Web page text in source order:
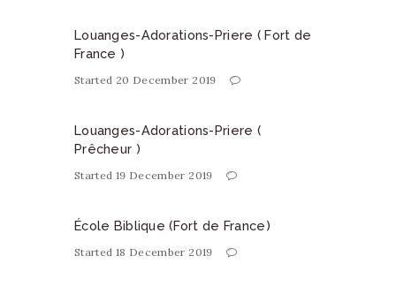
Louanges-Adorations-Priere ( Fort de
France )
Started 20 December 2019
Louanges-Adorations-Priere (
Prêcheur )
Started 19 December 2019
École Biblique (Fort de France)
Started 18 December 2019